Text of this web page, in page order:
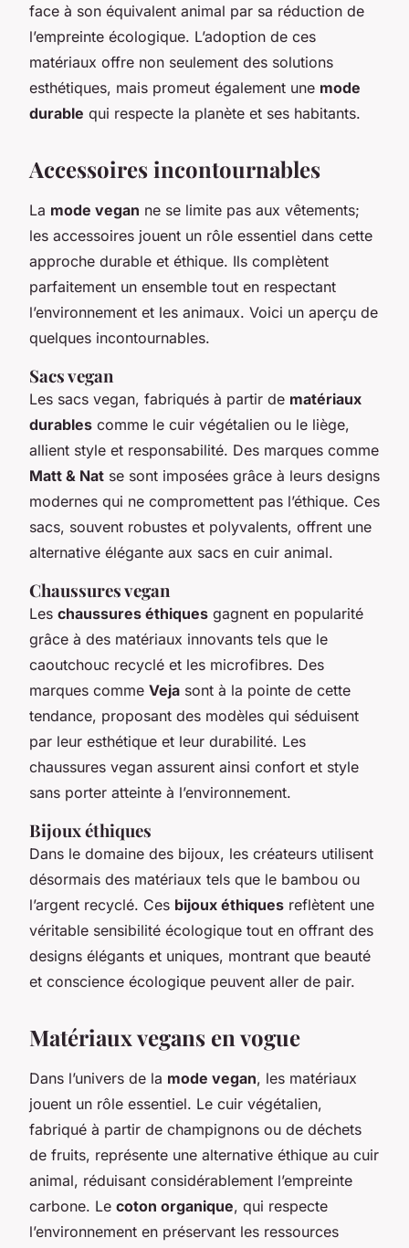
face à son équivalent animal par sa réduction de
l’empreinte écologique. L’adoption de ces
matériaux offre non seulement des solutions
esthétiques, mais promeut également une mode
durable qui respecte la planète et ses habitants.
Accessoires incontournables
La mode vegan ne se limite pas aux vêtements;
les accessoires jouent un rôle essentiel dans cette
approche durable et éthique. Ils complètent
parfaitement un ensemble tout en respectant
l’environnement et les animaux. Voici un aperçu de
quelques incontournables.
Sacs vegan
Les sacs vegan, fabriqués à partir de matériaux
durables comme le cuir végétalien ou le liège,
allient style et responsabilité. Des marques comme
Matt & Nat se sont imposées grâce à leurs designs
modernes qui ne compromettent pas l’éthique. Ces
sacs, souvent robustes et polyvalents, offrent une
alternative élégante aux sacs en cuir animal.
Chaussures vegan
Les chaussures éthiques gagnent en popularité
grâce à des matériaux innovants tels que le
caoutchouc recyclé et les microfibres. Des
marques comme Veja sont à la pointe de cette
tendance, proposant des modèles qui séduisent
par leur esthétique et leur durabilité. Les
chaussures vegan assurent ainsi confort et style
sans porter atteinte à l’environnement.
Bijoux éthiques
Dans le domaine des bijoux, les créateurs utilisent
désormais des matériaux tels que le bambou ou
l’argent recyclé. Ces bijoux éthiques reflètent une
véritable sensibilité écologique tout en offrant des
designs élégants et uniques, montrant que beauté
et conscience écologique peuvent aller de pair.
Matériaux vegans en vogue
Dans l’univers de la mode vegan, les matériaux
jouent un rôle essentiel. Le cuir végétalien,
fabriqué à partir de champignons ou de déchets
de fruits, représente une alternative éthique au cuir
animal, réduisant considérablement l’empreinte
carbone. Le coton organique, qui respecte
l’environnement en préservant les ressources